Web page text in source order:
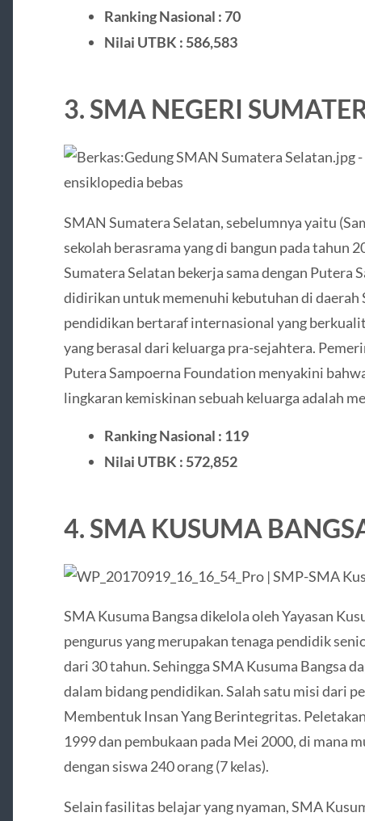
Ranking Nasional : 70
Nilai UTBK : 586,583
3. SMA NEGERI
SMAN Sumatera Selatan, sebelumnya yaitu
sekolah berasrama yang di bangun pada tahun
Sumatera Selatan bekerja sama dengan Putera
didirikan untuk memenuhi kebutuhan di daerah
pendidikan bertaraf internasional yang
yang berasal dari keluarga pra-sejahtera.
Putera Sampoerna Foundation menyakini
lingkaran kemiskinan sebuah keluarga adalah
Ranking Nasional : 119
Nilai UTBK : 572,852
4. SMA KUSUMA
SMA Kusuma Bangsa dikelola oleh Yayasan
pengurus yang merupakan tenaga pendidik
dari 30 tahun. Sehingga SMA Kusuma Bangsa
dalam bidang pendidikan. Salah satu misi dari
Membentuk Insan Yang Berintegritas.
1999 dan pembukaan pada Mei 2000, di mana
dengan siswa 240 orang (7 kelas).
Selain fasilitas belajar yang nyaman, SMA